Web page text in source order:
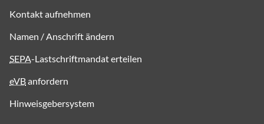
Kontakt aufnehmen
Namen / Anschrift ändern
SEPA-Lastschriftmandat erteilen
eVBanfordern
Hinweisgebersystem